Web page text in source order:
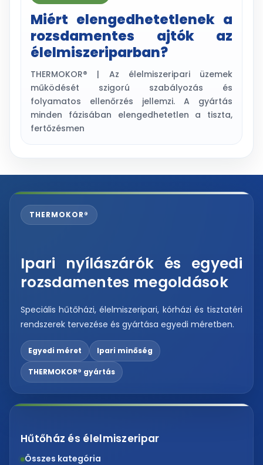
Miért elengedhetetlenek a
rozsdamentes ajtók az
élelmiszeriparban?
THERMOKOR® | Az élelmiszeripari üzemek
működését szigorú szabályozás és
folyamatos ellenőrzés jellemzi. A gyártás
minden fázisában elengedhetetlen a tiszta,
fertőzésmen
THERMOKOR®
Ipari nyílászárók és egyedi
rozsdamentes megoldások
Speciális hűtőházi, élelmiszeripari, kórházi és tisztatéri
rendszerek tervezése és gyártása egyedi méretben.
Egyedi méret Ipari minőség
THERMOKOR® gyártás
Hűtőház és élelmiszeripar
Összes kategória